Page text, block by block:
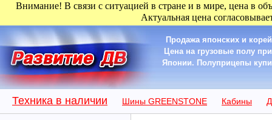
Внимание! В связи с ситуацией в стране и в мире, цена в
Актуальная цена
Продажа японских и
Цена на грузовые полу
Японии. Полуприцепы
Техника в наличии Шины GREENSTONE Кабины